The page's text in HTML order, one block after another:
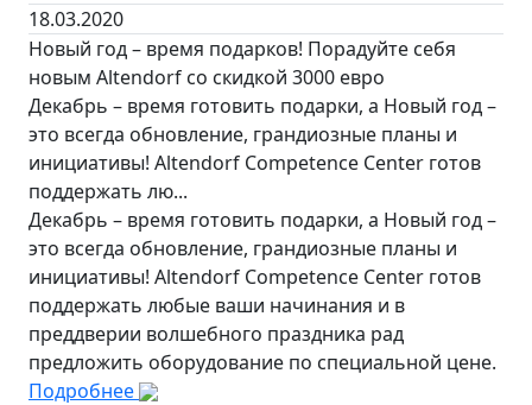
18.03.2020
Новый год – время подарков! Порадуйте себя
новым Altendorf со скидкой 3000 евро
Декабрь – время готовить подарки, а Новый год –
это всегда обновление, грандиозные планы и
инициативы! Altendorf Competence Center готов
поддержать лю...
Декабрь – время готовить подарки, а Новый год –
это всегда обновление, грандиозные планы и
инициативы! Altendorf Competence Center готов
поддержать любые ваши начинания и в
преддверии волшебного праздника рад
предложить оборудование по специальной цене.
Подробнее